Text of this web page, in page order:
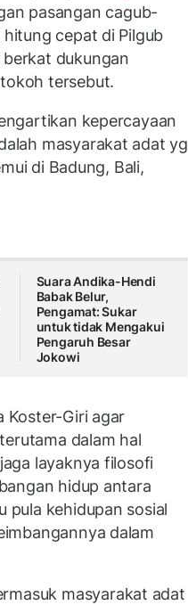
pasangan cagub-
cepat di Pilgub
dukungan
tersebut.
kepercayaan
masyarakat adat yg
di Badung, Bali,
Suara Andika-Hendi
Babak Belur,
Pengamat: Sukar
untuk tidak Mengakui
Pengaruh Besar
Jokowi
Koster-Giri agar
dalam hal
layaknya filosofi
hidup antara
pula kehidupan sosial
dalam
masyarakat adat